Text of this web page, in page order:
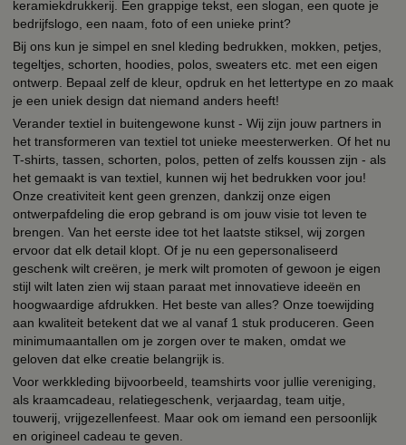
keramiekdrukkerij. Een grappige tekst, een slogan, een quote je
bedrijfslogo, een naam, foto of een unieke print?
Bij ons kun je simpel en snel kleding bedrukken, mokken, petjes,
tegeltjes, schorten, hoodies, polos, sweaters etc. met een eigen
ontwerp. Bepaal zelf de kleur, opdruk en het lettertype en zo maak
je een uniek design dat niemand anders heeft!
Verander textiel in buitengewone kunst - Wij zijn jouw partners in
het transformeren van textiel tot unieke meesterwerken. Of het nu
T-shirts, tassen, schorten, polos, petten of zelfs koussen zijn - als
het gemaakt is van textiel, kunnen wij het bedrukken voor jou!
Onze creativiteit kent geen grenzen, dankzij onze eigen
ontwerpafdeling die erop gebrand is om jouw visie tot leven te
brengen. Van het eerste idee tot het laatste stiksel, wij zorgen
ervoor dat elk detail klopt. Of je nu een gepersonaliseerd
geschenk wilt creëren, je merk wilt promoten of gewoon je eigen
stijl wilt laten zien wij staan paraat met innovatieve ideeën en
hoogwaardige afdrukken. Het beste van alles? Onze toewijding
aan kwaliteit betekent dat we al vanaf 1 stuk produceren. Geen
minimumaantallen om je zorgen over te maken, omdat we
geloven dat elke creatie belangrijk is.
Voor werkkleding bijvoorbeeld, teamshirts voor jullie vereniging,
als kraamcadeau, relatiegeschenk, verjaardag, team uitje,
touwerij, vrijgezellenfeest. Maar ook om iemand een persoonlijk
en origineel cadeau te geven.